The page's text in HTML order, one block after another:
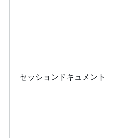
セッションドキュメント